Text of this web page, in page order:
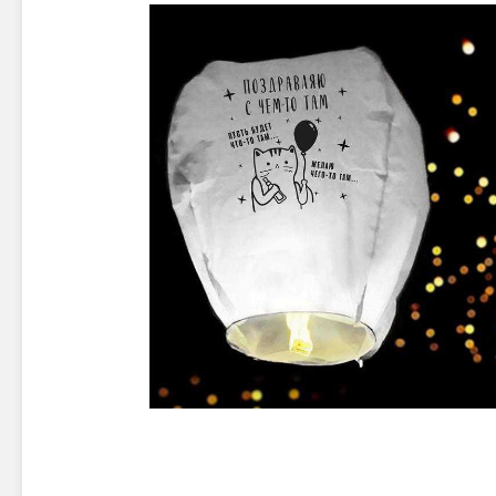
Фейерверки на свадьбу
Фейерверк-шоу
Батареи салютов
Цветной дым
Батареи салютов
Маленькие фейерверки
Супер-фейерверки
Петарды
Бабочки,
Жуки